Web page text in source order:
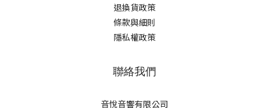
退換貨政策
條款與細則
隱私權政策
聯絡我們
音悅音響有限公司